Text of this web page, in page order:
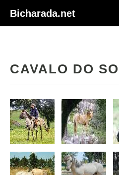
Bicharada.net
CAVALO DO